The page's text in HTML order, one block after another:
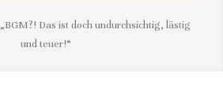
„BGM?! Das ist doch undurchsichtig, lästig
und teuer!“